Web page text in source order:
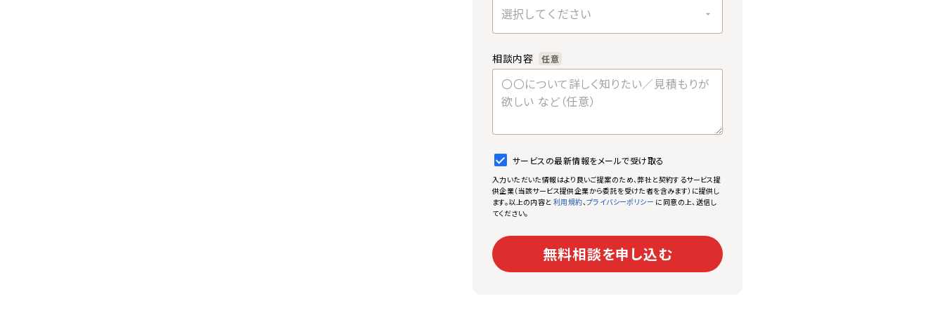
選択してください
相談内容 任意
サービスの最新情報をメールで受け取る
入力いただいた情報はより良いご提案のため、弊社と契約するサービス提
供企業（当該サービス提供企業から委託を受けた者を含みます）に提供し
ます。以上の内容と利用規約、プライバシーポリシー に同意の上、送信し
てください。
無料相談を申し込む